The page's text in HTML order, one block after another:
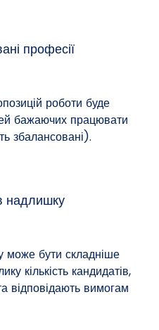
професії
роботи буде
бажаючих працювати
збалансовані).
надлишку
може бути складніше
кількість кандидатів,
відповідають вимогам